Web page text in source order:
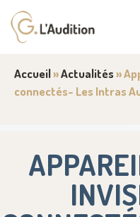
Accueil»Actualités»
connectés- Les Intras